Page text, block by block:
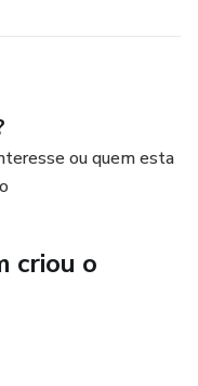
com confiança
esse guia é
ideal pra quem
certo, esse guia é
ou quem esta
criou o